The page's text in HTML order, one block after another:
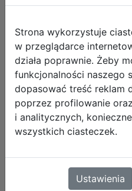
Paso Zestaw
Tornister
PP26GQ-013 +
Strona wykorzystuje
w przeglądarce
działa poprawnie. Żeby
funkcjonalności naszego
dopasować treść reklam
poprzez profilowanie
i analitycznych,
wszystkich ciasteczek.
Ustawienia